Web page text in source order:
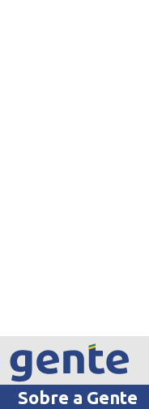
Sobre a Gente